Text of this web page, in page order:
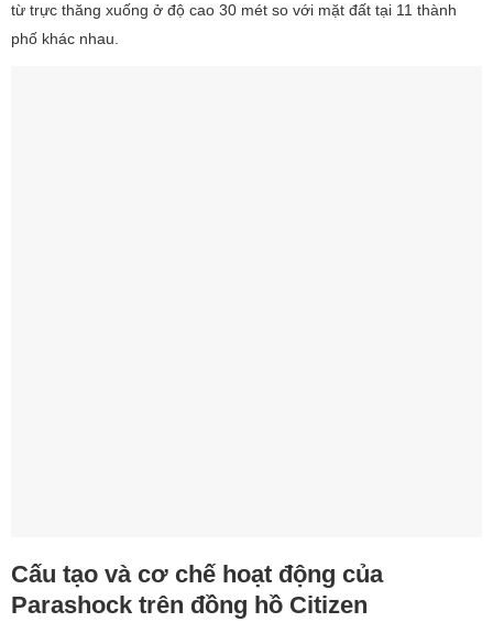
từ trực thăng xuống ở độ cao 30 mét so với mặt đất tại 11 thành
phố khác nhau.
Cấu tạo và cơ chế hoạt động của
Parashock trên đồng hồ Citizen